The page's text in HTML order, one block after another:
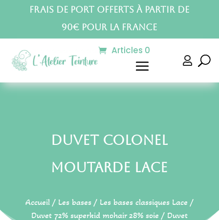
Frais de port offerts à partir de
90€ pour la France
Articles 0

Duvet Colonel
Moutarde Lace
Accueil/ Les bases/ Les bases classiques Lace /
Duvet 72% superkid mohair 28% soie / Duvet